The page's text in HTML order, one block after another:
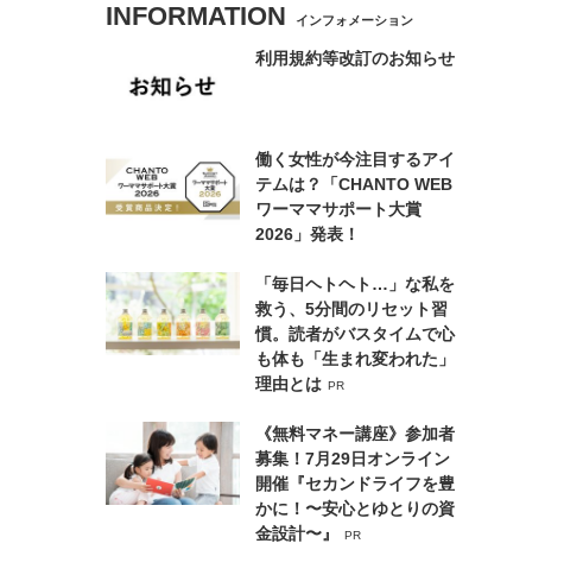
INFORMATION インフォメーション
利用規約等改訂のお知らせ
働く女性が今注目するアイ
テムは？「CHANTO WEB
ワーママサポート大賞
2026」発表！
「毎日ヘトヘト…」な私を
救う、5分間のリセット習
慣。読者がバスタイムで心
も体も「生まれ変われた」
理由とは PR
《無料マネー講座》参加者
募集！7月29日オンライン
開催『セカンドライフを豊
かに！〜安心とゆとりの資
金設計〜』
PR